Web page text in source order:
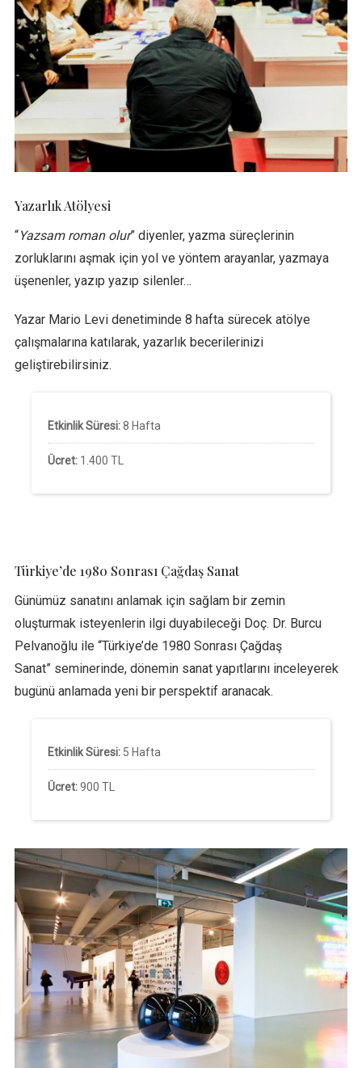
Yazarlık Atölyesi
“Yazsam roman olur” diyenler, yazma süreçlerinin
zorluklarını aşmak için yol ve yöntem arayanlar, yazmaya
üşenenler, yazıp yazıp silenler…
Yazar Mario Levi denetiminde 8 hafta sürecek atölye
çalışmalarına katılarak, yazarlık becerilerinizi
geliştirebilirsiniz.
Etkinlik Süresi:8 Hafta
Ücret:1.400 TL
Türkiye’de 1980 Sonrası Çağdaş Sanat
Günümüz sanatını anlamak için sağlam bir zemin
oluşturmak isteyenlerin ilgi duyabileceği Doç. Dr. Burcu
Pelvanoğlu ile “Türkiye’de 1980 Sonrası Çağdaş
Sanat” seminerinde, dönemin sanat yapıtlarını inceleyerek
bugünü anlamada yeni bir perspektif aranacak.
Etkinlik Süresi:5 Hafta
Ücret:900 TL